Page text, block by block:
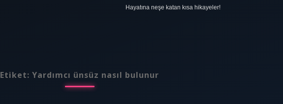
Hayatına neşe katan kısa hikayeler!
Etiket:Yardımcı ünsüz nasıl bulunur